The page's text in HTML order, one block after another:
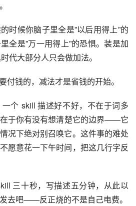
时候你脑子里全是”以后用得上”的
全是”万一用得上”的恐惧。装是加
代大部分人只会做加法。
付钱的，减法才是省钱的开始。
个 skill 描述好不好，不在于词多
于你有没有想清楚它的边界——它
况下绝对别召唤它。这件事的难处
愿意花一下午时间，把这几行字反
三十秒，写描述五分钟，从此以
去吧——反正烧的不是自己电费。